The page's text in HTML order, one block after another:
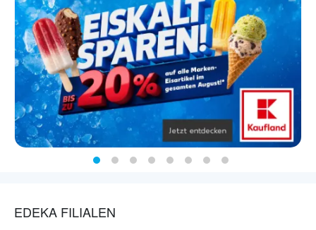
EDEKA FILIALEN